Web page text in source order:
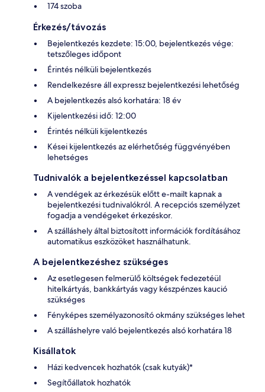
174 szoba
Érkezés/távozás
Bejelentkezés kezdete: 15:00, bejelentkezés vége:
tetszőleges időpont
Érintés nélküli bejelentkezés
Rendelkezésre áll expressz bejelentkezési lehetőség
A bejelentkezés alsó korhatára: 18 év
Kijelentkezési idő: 12:00
Érintés nélküli kijelentkezés
Kései kijelentkezés az elérhetőség függvényében
lehetséges
Tudnivalók a bejelentkezéssel kapcsolatban
A vendégek az érkezésük előtt e-mailt kapnak a
bejelentkezési tudnivalókról. A recepciós személyzet
fogadja a vendégeket érkezéskor.
A szálláshely által biztosított információk fordításához
automatikus eszközöket használhatunk.
A bejelentkezéshez szükséges
Az esetlegesen felmerülő költségek fedezetéül
hitelkártyás, bankkártyás vagy készpénzes kaució
szükséges
Fényképes személyazonosító okmány szükséges lehet
A szálláshelyre való bejelentkezés alsó korhatára 18
Kisállatok
Házi kedvencek hozhatók (csak kutyák)*
Segítőállatok hozhatók